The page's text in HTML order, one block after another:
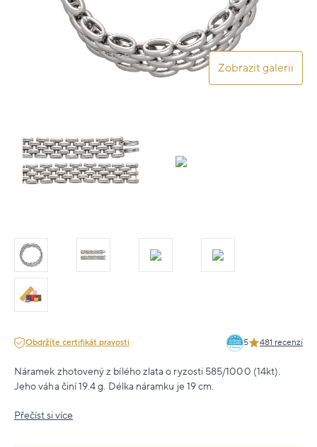
Zobrazit galerii
Obdržíte certifikát pravosti 5 481 recenzí
Náramek zhotovený z bílého zlata o ryzosti 585/1000 (14kt).
Jeho váha činí 19.4 g. Délka náramku je 19 cm.
Přečíst si více